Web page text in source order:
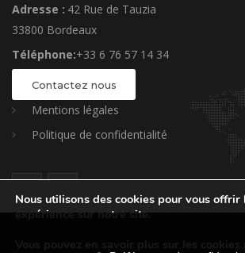
Adresse : 42 Rue de Tauzia
33800 Bordeaux
Téléphone:+33 6 76 57 14 34
Contactez nous
Mentions légales
Politique de confidentialité
Nous utilisons des cookies pour vous
expérience sur notre site.